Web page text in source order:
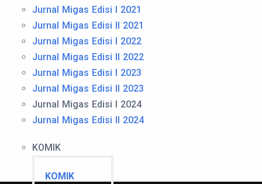
Jurnal Migas Edisi I 2021
Jurnal Migas Edisi II 2021
Jurnal Migas Edisi I 2022
Jurnal Migas Edisi II 2022
Jurnal Migas Edisi I 2023
Jurnal Migas Edisi II 2023
Jurnal Migas Edisi I 2024
Jurnal Migas Edisi II 2024
KOMIK
KOMIK